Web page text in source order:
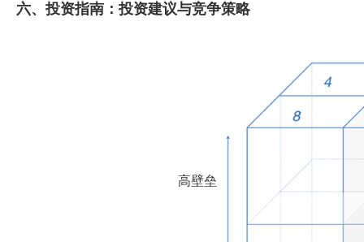
六、投资指南：投资建议与竞争策略
高壁垒